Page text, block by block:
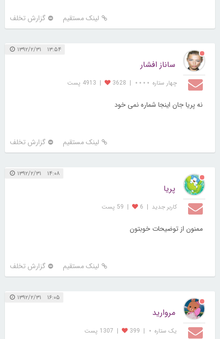
لینک مستقیم گزارش تخلف
۱۳:۵۴ ۱۳۹۲/۲/۳۱
ساناز افشار
چهار ستاره ⋆⋆⋆⋆ |
3628
| 4913 پست
نه پریا جان اینجا شماره نمی خود
لینک مستقیم گزارش تخلف
۱۴:۰۸ ۱۳۹۲/۲/۳۱
پریا
کاربر جديد |
6
| 59 پست
ممنون از توضیحات خوبتون
لینک مستقیم گزارش تخلف
۱۶:۰۵ ۱۳۹۲/۲/۳۱
مروارید
یک ستاره ⋆ |
399
| 1307 پست